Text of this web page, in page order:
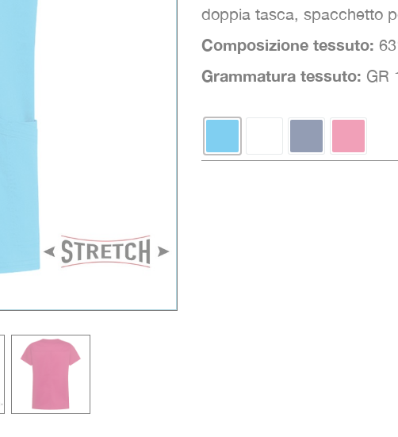
doppia tasca, spacchetto
Composizione tessuto:
Grammatura tessuto: GR